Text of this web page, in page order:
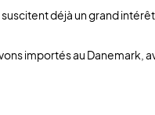
déjà un grand
importés au